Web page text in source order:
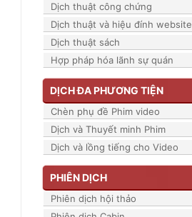
Dịch thuật công chứng
Dịch thuật và hiệu đính website
Dịch thuật sách
Hợp pháp hóa lãnh sự quán
DỊCH ĐA PHƯƠNG TIỆN
Chèn phụ đề Phim video
Dịch và Thuyết minh Phim
Dịch và lồng tiếng cho Video
PHIÊN DỊCH
Phiên dịch hội thảo